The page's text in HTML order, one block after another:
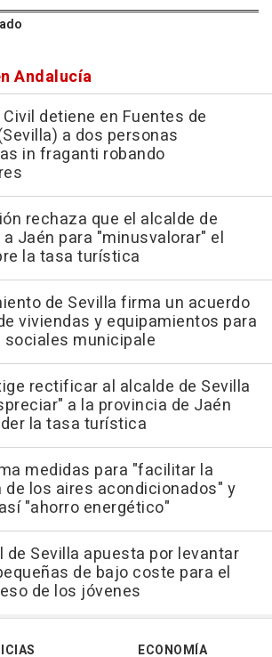
Andalucía
detiene en Fuentes de
a dos personas
in fraganti robando
rechaza que el alcalde de
Jaén para "minusvalorar" el
la tasa turística
de Sevilla firma un acuerdo
viviendas y equipamientos para
sociales municipale
rectificar al alcalde de Sevilla
a la provincia de Jaén
la tasa turística
medidas para "facilitar la
de los aires acondicionados" y
"ahorro energético"
de Sevilla apuesta por levantar
de bajo coste para el
de los jóvenes
ECONOMÍA